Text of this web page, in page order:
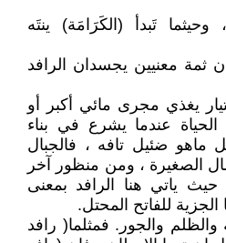
تَبدأ (الكَرَامَة) ينتَه
ثمة معنيين يجسدان الرافد
يغذي مجرى مائي أكبر أو
عندما يشرع في بناء
ماهو ضئيل تافه ، فالجبال
الصغيرة ، ومن منظور آخر
حيث ياتي هنا الرافد بمعنى
للفاتح المحتل.
والظلم والجور. فمثلما( رافد